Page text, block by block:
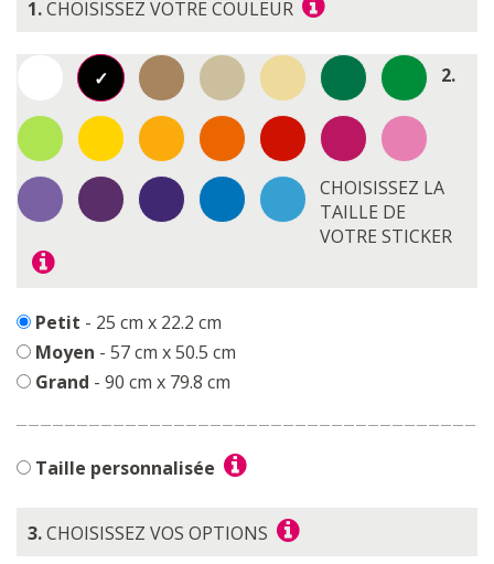
1.CHOISISSEZ VOTRE COULEUR
2.
CHOISISSEZ LA
TAILLE DE
VOTRE STICKER
Petit - 25 cm x 22.2 cm
Moyen - 57 cm x 50.5 cm
Grand - 90 cm x 79.8 cm
Taille personnalisée
3.CHOISISSEZ VOS OPTIONS